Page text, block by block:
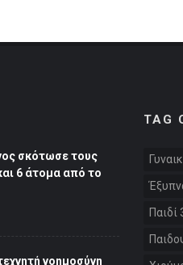
σκότωσε τους
6 άτομα από το
νοημοσύνη
TAG
Παιδί